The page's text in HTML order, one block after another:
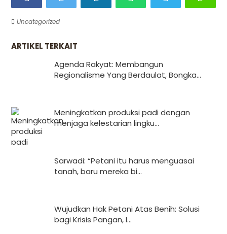
Uncategorized
ARTIKEL TERKAIT
Agenda Rakyat: Membangun
Regionalisme Yang Berdaulat, Bongka...
Meningkatkan produksi padi dengan
menjaga kelestarian lingku...
Sarwadi: “Petani itu harus menguasai
tanah, baru mereka bi...
Wujudkan Hak Petani Atas Benih: Solusi
bagi Krisis Pangan, I...